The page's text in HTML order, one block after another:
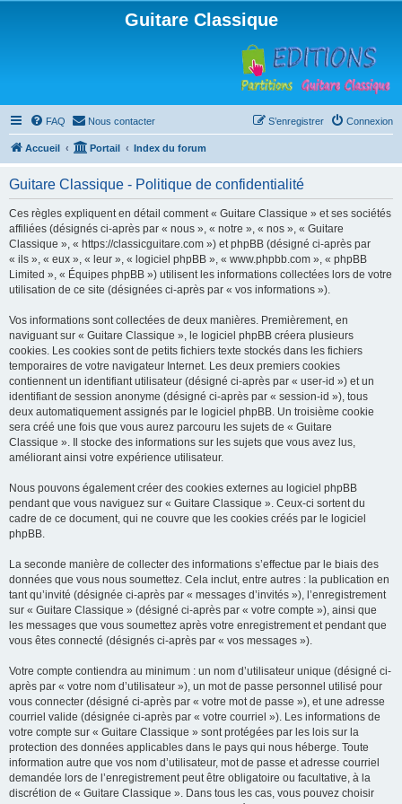
Guitare Classique
FAQ Nous contacter Connexion
S’enregistrer
Accueil Portail Index du forum
Guitare Classique - Politique de confidentialité
Ces règles expliquent en détail comment « Guitare Classique » et ses sociétés
affiliées (désignés ci-après par « nous », « notre », « nos », « Guitare
Classique », « https://classicguitare.com ») et phpBB (désigné ci-après par
« ils », « eux », « leur », « logiciel phpBB », « www.phpbb.com », « phpBB
Limited », « Équipes phpBB ») utilisent les informations collectées lors de votre
utilisation de ce site (désignées ci-après par « vos informations »).
Vos informations sont collectées de deux manières. Premièrement, en
naviguant sur « Guitare Classique », le logiciel phpBB créera plusieurs
cookies. Les cookies sont de petits fichiers texte stockés dans les fichiers
temporaires de votre navigateur Internet. Les deux premiers cookies
contiennent un identifiant utilisateur (désigné ci-après par « user-id ») et un
identifiant de session anonyme (désigné ci-après par « session-id »), tous
deux automatiquement assignés par le logiciel phpBB. Un troisième cookie
sera créé une fois que vous aurez parcouru les sujets de « Guitare
Classique ». Il stocke des informations sur les sujets que vous avez lus,
améliorant ainsi votre expérience utilisateur.
Nous pouvons également créer des cookies externes au logiciel phpBB
pendant que vous naviguez sur « Guitare Classique ». Ceux-ci sortent du
cadre de ce document, qui ne couvre que les cookies créés par le logiciel
phpBB.
La seconde manière de collecter des informations s’effectue par le biais des
données que vous nous soumettez. Cela inclut, entre autres : la publication en
tant qu’invité (désignée ci-après par « messages d’invités »), l’enregistrement
sur « Guitare Classique » (désigné ci-après par « votre compte »), ainsi que
les messages que vous soumettez après votre enregistrement et pendant que
vous êtes connecté (désignés ci-après par « vos messages »).
Votre compte contiendra au minimum : un nom d’utilisateur unique (désigné ci-
après par « votre nom d’utilisateur »), un mot de passe personnel utilisé pour
vous connecter (désigné ci-après par « votre mot de passe »), et une adresse
courriel valide (désignée ci-après par « votre courriel »). Les informations de
votre compte sur « Guitare Classique » sont protégées par les lois sur la
protection des données applicables dans le pays qui nous héberge. Toute
information autre que vos nom d’utilisateur, mot de passe et adresse courriel
demandée lors de l’enregistrement peut être obligatoire ou facultative, à la
discrétion de « Guitare Classique ». Dans tous les cas, vous pouvez choisir